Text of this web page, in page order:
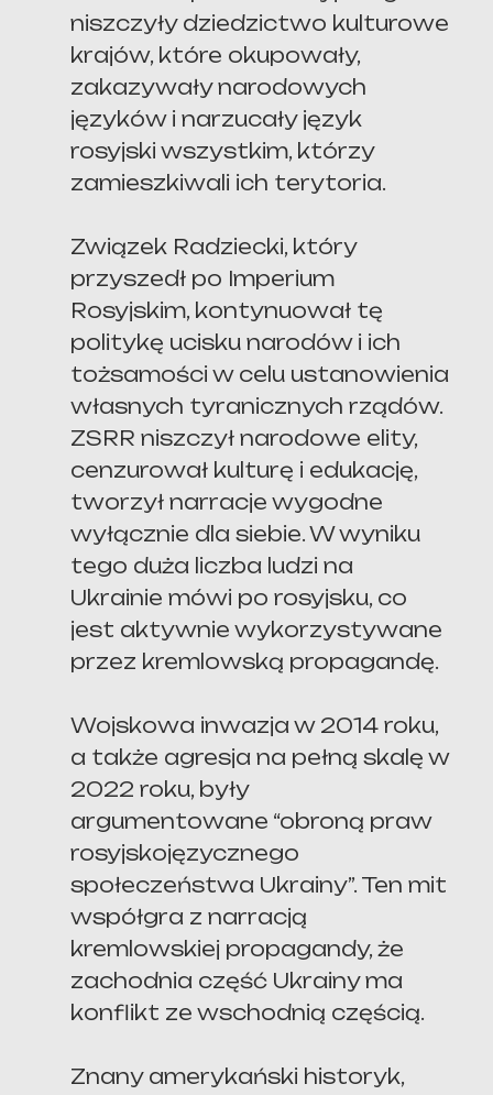
niszczyły dziedzictwo kulturowe
krajów, które okupowały,
zakazywały narodowych
języków i narzucały język
rosyjski wszystkim, którzy
zamieszkiwali ich terytoria.
Związek Radziecki, który
przyszedł po Imperium
Rosyjskim, kontynuował tę
politykę ucisku narodów i ich
tożsamości w celu ustanowienia
własnych tyranicznych rządów.
ZSRR niszczył narodowe elity,
cenzurował kulturę i edukację,
tworzył narracje wygodne
wyłącznie dla siebie. W wyniku
tego duża liczba ludzi na
Ukrainie mówi po rosyjsku, co
jest aktywnie wykorzystywane
przez kremlowską propagandę.
Wojskowa inwazja w 2014 roku,
a także agresja na pełną skalę w
2022 roku, były
argumentowane “obroną praw
rosyjskojęzycznego
społeczeństwa Ukrainy”. Ten mit
współgra z narracją
kremlowskiej propagandy, że
zachodnia część Ukrainy ma
konflikt ze wschodnią częścią.
Znany amerykański historyk,